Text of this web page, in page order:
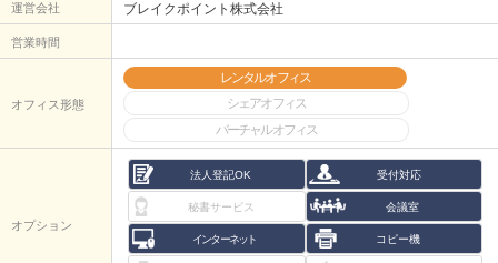
運営会社 ブレイクポイント株式会社
営業時間
オフィス形態
レンタルオフィス
シェアオフィス
バーチャルオフィス
オプション
法人登記OK 受付対応
秘書サービス 会議室
インターネット コピー機